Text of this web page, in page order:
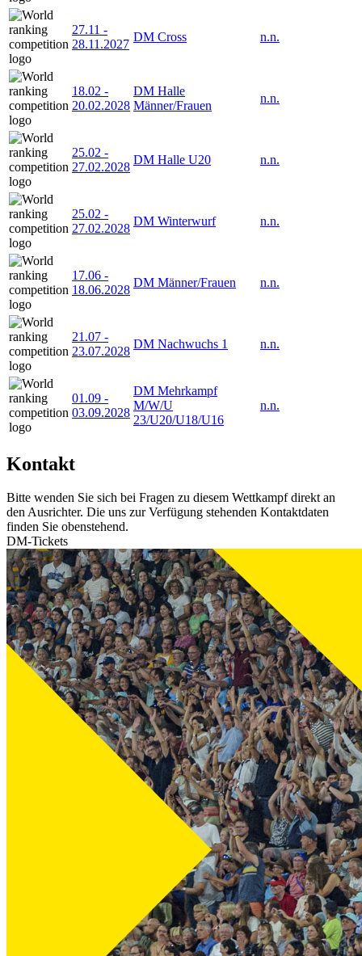
27.11 -
28.11.2027
DM Cross n.n.
18.02 -
20.02.2028
DM Halle
Männer/Frauen
n.n.
25.02 -
27.02.2028
DM Halle U20 n.n.
25.02 -
27.02.2028
DM Winterwurf n.n.
17.06 -
18.06.2028
DM Männer/Frauen n.n.
21.07 -
23.07.2028
DM Nachwuchs 1 n.n.
01.09 -
03.09.2028
DM Mehrkampf
M/W/U
23/U20/U18/U16
n.n.
Kontakt
Bitte wenden Sie sich bei Fragen zu diesem Wettkampf direkt an
den Ausrichter. Die uns zur Verfügung stehenden Kontaktdaten
finden Sie obenstehend.
DM-Tickets